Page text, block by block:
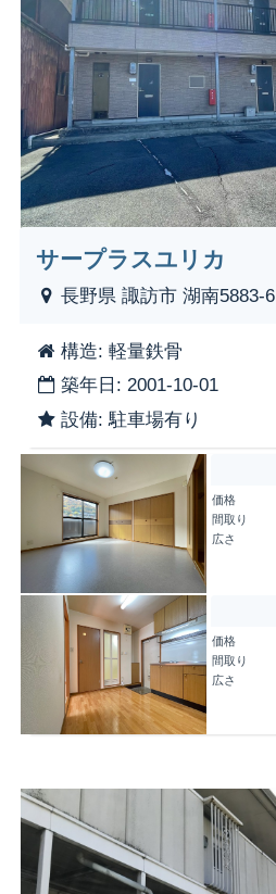
サープラスユリカ
長野県 諏訪市 湖南5883-6
構造: 軽量鉄骨
築年日: 2001-10-01
設備: 駐車場有り
価格
間取り
広さ
価格
間取り
広さ